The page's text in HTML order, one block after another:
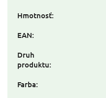
Hmotnosť:
EAN:
Druh
produktu:
Farba: